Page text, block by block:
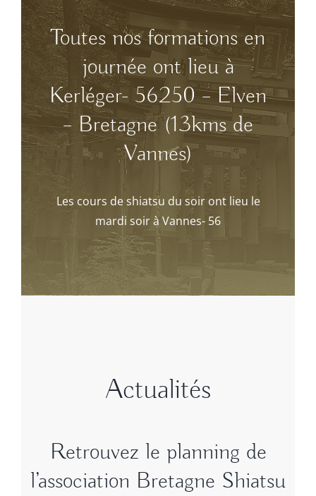
Toutes nos formations en
journée ont lieu à
Kerléger- 56250 – Elven
– Bretagne (13kms de
Vannes)
Les cours de shiatsu du soir ont lieu le
mardi soir à Vannes- 56
Actualités
Retrouvez le planning de
l’association Bretagne Shiatsu